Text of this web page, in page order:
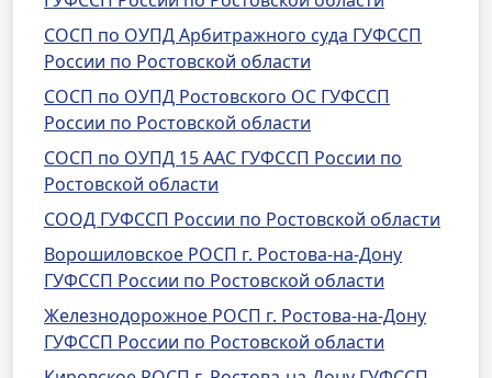
СОСП по ОУПД Арбитражного суда ГУФССП
России по Ростовской области
СОСП по ОУПД Ростовского ОС ГУФССП
России по Ростовской области
СОСП по ОУПД 15 ААС ГУФССП России по
Ростовской области
СООД ГУФССП России по Ростовской области
Ворошиловское РОСП г. Ростова-на-Дону
ГУФССП России по Ростовской области
Железнодорожное РОСП г. Ростова-на-Дону
ГУФССП России по Ростовской области